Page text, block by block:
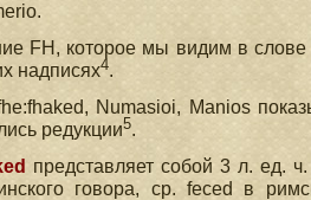
FH, которое мы видим в слове
надписях4.
Numasioi, Manios
редукции5.
представляет собой 3 л. ед.
говора, ср. feced в